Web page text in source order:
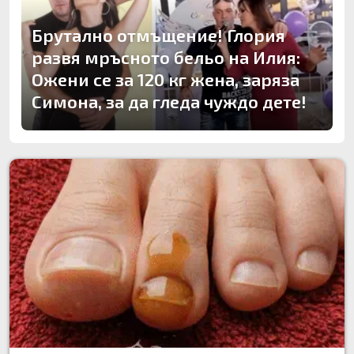
Брутално отмъщение! Глория
развя мръсното бельо на Илия:
Ожени се за 120 кг жена, заряза
Симона, за да гледа чуждо дете!